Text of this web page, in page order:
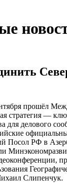
прошёл
стратегия —
для делового
Посол РФ в
Слипенчук.